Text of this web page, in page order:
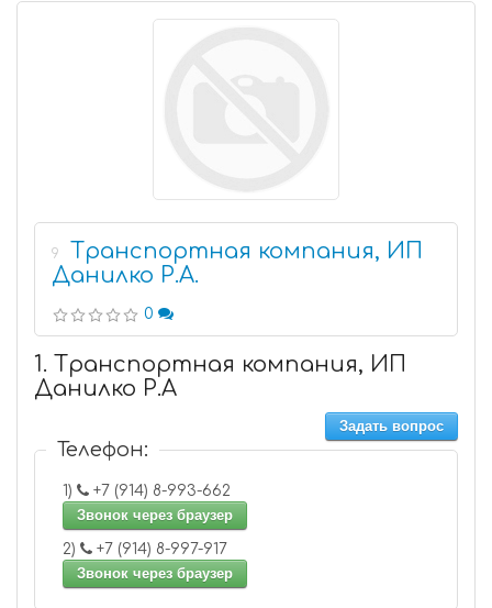
9
Транспортная компания, ИП
Данилко Р.А.
0
1. Транспортная компания, ИП
Данилко Р.А
Задать вопрос
Телефон:
1)
+7 (914) 8-993-662
Звонок через браузер
2)
+7 (914) 8-997-917
Звонок через браузер